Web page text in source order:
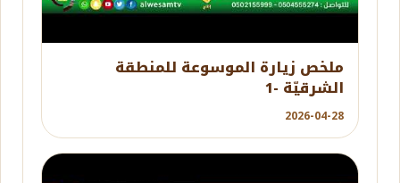
ملخص زيارة الموسوعة للمنطقة
الشرقيّة -1
2026-04-28